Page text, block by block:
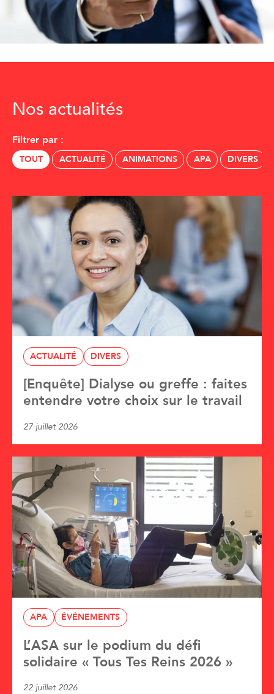
Nos actualités
Filtrer par :
TOUT ACTUALITÉ ANIMATIONS APA DIVERS
ACTUALITÉ DIVERS
[Enquête] Dialyse ou greffe : faites
entendre votre choix sur le travail
27 juillet 2026
APA ÉVÉNEMENTS
L’ASA sur le podium du défi
solidaire « Tous Tes Reins 2026 »
22 juillet 2026